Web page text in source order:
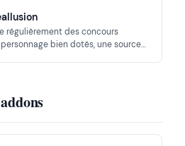
régulièrement des concours
bien dotés, une source